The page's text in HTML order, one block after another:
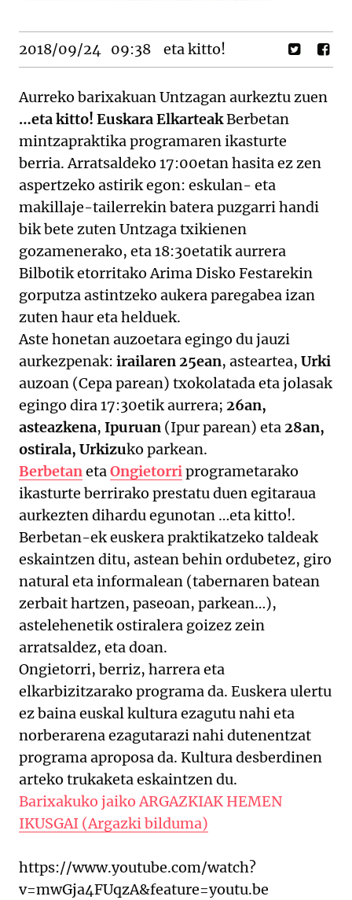
2018/09/24 09:38 eta kitto!
Aurreko barixakuan Untzagan aurkeztu zuen
…eta kitto! Euskara ElkarteakBerbetan
mintzapraktika programaren ikasturte
berria. Arratsaldeko 17:00etan hasita ez zen
aspertzeko astirik egon: eskulan- eta
makillaje-tailerrekin batera puzgarri handi
bik bete zuten Untzaga txikienen
gozamenerako, eta 18:30etatik aurrera
Bilbotik etorritako Arima Disko Festarekin
gorputza astintzeko aukera paregabea izan
zuten haur eta helduek.
Aste honetan auzoetara egingo du jauzi
aurkezpenak: irailaren 25ean, asteartea, Urki
auzoan (Cepa parean) txokolatada eta jolasak
egingo dira 17:30etik aurrera; 26an,
asteazkena, Ipuruan (Ipur parean) eta28an,
ostirala, Urkizuko parkean.
BerbetanetaOngietorriprogrametarako
ikasturte berrirako prestatu duen egitaraua
aurkezten dihardu egunotan …eta kitto!.
Berbetan-ek euskera praktikatzeko taldeak
eskaintzen ditu, astean behin ordubetez, giro
natural eta informalean (tabernaren batean
zerbait hartzen, paseoan, parkean…),
astelehenetik ostiralera goizez zein
arratsaldez, eta doan.
Ongietorri, berriz, harrera eta
elkarbizitzarako programa da. Euskera ulertu
ez baina euskal kultura ezagutu nahi eta
norberarena ezagutarazi nahi dutenentzat
programa aproposa da. Kultura desberdinen
arteko trukaketa eskaintzen du.
Barixakuko jaiko ARGAZKIAK HEMEN
IKUSGAI (Argazki bilduma)
https://www.youtube.com/watch?
v=mwGja4FUqzA&feature=youtu.be